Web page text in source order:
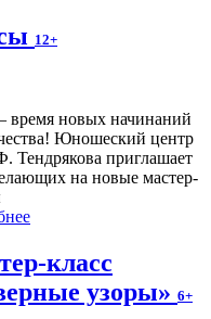
12+
время новых начинаний
Юношеский центр
Тендрякова приглашает
на новые мастер-
класс
узоры» 6+